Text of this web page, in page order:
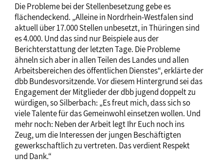
Die Probleme bei der Stellenbesetzung gebe es
flächendeckend. „Alleine in Nordrhein-Westfalen sind
aktuell über 17.000 Stellen unbesetzt, in Thüringen sind
es 4.000. Und das sind nur Beispiele aus der
Berichterstattung der letzten Tage. Die Probleme
ähneln sich aber in allen Teilen des Landes und allen
Arbeitsbereichen des öffentlichen Dienstes“, erklärte der
dbb Bundesvorsitzende. Vor diesem Hintergrund sei das
Engagement der Mitglieder der dbb jugend doppelt zu
würdigen, so Silberbach: „Es freut mich, dass sich so
viele Talente für das Gemeinwohl einsetzen wollen. Und
mehr noch: Neben der Arbeit legt Ihr Euch noch ins
Zeug, um die Interessen der jungen Beschäftigten
gewerkschaftlich zu vertreten. Das verdient Respekt
und Dank.“